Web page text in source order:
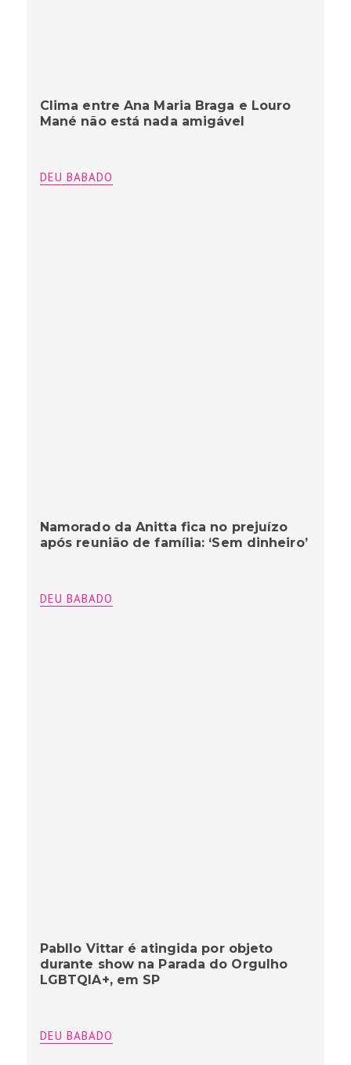
Clima entre Ana Maria Braga e Louro
Mané não está nada amigável
DEU BABADO
Namorado da Anitta fica no prejuízo
após reunião de família: ‘Sem dinheiro’
DEU BABADO
Pabllo Vittar é atingida por objeto
durante show na Parada do Orgulho
LGBTQIA+, em SP
DEU BABADO